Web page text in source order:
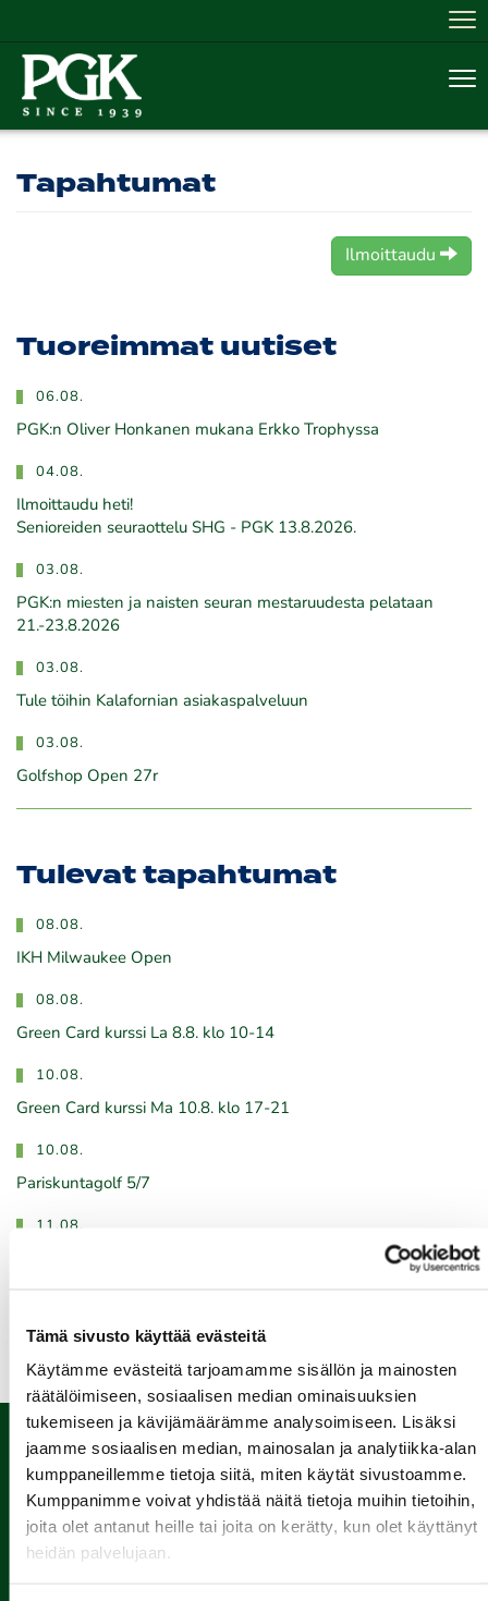
Tämä sivusto käyttää evästeitä
Käytämme evästeitä tarjoamamme sisällön ja mainosten
räätälöimiseen, sosiaalisen median ominaisuuksien
tukemiseen ja kävijämäärämme analysoimiseen. Lisäksi
jaamme sosiaalisen median, mainosalan ja analytiikka-alan
kumppaneillemme tietoja siitä, miten käytät sivustoamme.
Kumppanimme voivat yhdistää näitä tietoja muihin tietoihin,
joita olet antanut heille tai joita on kerätty, kun olet käyttänyt
heidän palvelujaan.
Tapahtumat
Ilmoittaudu
Tuoreimmat uutiset
06.08.
PGK:n Oliver Honkanen mukana Erkko Trophyssa
04.08.
Ilmoittaudu heti!
​​​​​​​Senioreiden seuraottelu SHG - PGK 13.8.2026.
03.08.
PGK:n miesten ja naisten seuran mestaruudesta pelataan
21.-23.8.2026
03.08.
Tule töihin Kalafornian asiakaspalveluun
03.08.
Golfshop Open 27r
Tulevat tapahtumat
08.08.
IKH Milwaukee Open
08.08.
Green Card kurssi La 8.8. klo 10-14
10.08.
Green Card kurssi Ma 10.8. klo 17-21
10.08.
Pariskuntagolf 5/7
11.08.